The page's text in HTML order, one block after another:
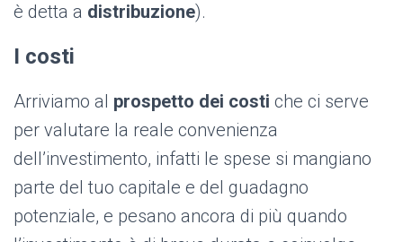
è detta a distribuzione).
I costi
Arriviamo al prospetto dei costi che ci serve
per valutare la reale convenienza
dell’investimento, infatti le spese si mangiano
parte del tuo capitale e del guadagno
potenziale, e pesano ancora di più quando